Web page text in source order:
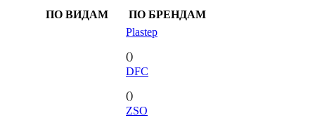
ПО ВИДАМ ПО БРЕНДАМ
Plastep
()
DFC
()
ZSO